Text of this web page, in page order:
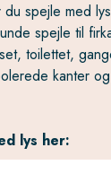
spejle med
spejle til
toilettet,
kanter
lys her: